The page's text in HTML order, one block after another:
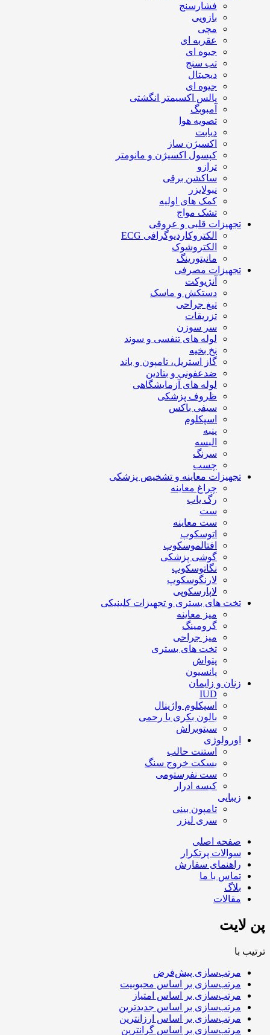
فشارسنج
بازویی
مچی
عقربه ای
جیوه ای
تب سنج
دیجیتال
جیوه ای
پالس اکسیمتر انگشتی
آمبوبگ
تصویه هوا
دیابت
اکسیژن ساز
کپسول اکسیژن و مانومتر
ترازو
ساکشن برقی
نبولایزر
کمک های اولیه
تشک مواج
تجهیزات قلبی و عروقی
الکتروکاردیوگرافی ECG
الکتروشوک
مانیتورینگ
تجهیزات مصرفی
آنژیوکت
دستکش و ماسک
تیغ جراحی
تزریقات
سر سوزن
لوله های تنفسی و سوند
نخ بخیه
گاز استریل، تامپون و باند
ضدعفونی و بتادین
لوله های آزمایشگاهی
ظروف پزشکی
سیفی باکس
اسپکلوم
پنبه
البسه
سرنگ
چسب
تجهیزات معاینه و تشخیص پزشکی
چراغ معاینه
رگ یاب
ست
ست معاینه
اتوسکوپ
افتالموسکوپ
گوشی پزشکی
نگاتوسکوپ
لارنگوسکوپ
لاپارسکوپی
تخت های بستری و تجهیزات کلینیکی
میز معاینه
گرومینگ
میز جراحی
تخت های بستری
پتواش
پانسیون
زنان و زایمان
IUD
اسپکلوم واژینال
بالون بکری یا رحمی
سیتوبراش
اورولوژی
استنت حالب
بسکت خروج سنگ
ست نفرستومی
کیسه ادرار
زیبایی
تامپون بینی
سری لیزر
صفحه اصلی
سوالات پرتکرار
راهنمای سفارش
تماس با ما
بلاگ
مقالات
پن لایت
ترتیب با
مرتب‌سازی پیش‌فرض
مرتب‌سازی بر اساس محبوبیت
مرتب‌سازی بر اساس امتیاز
مرتب‌سازی بر اساس جدیدترین
مرتب‌سازی بر اساس ارزانترین
مرتب‌سازی بر اساس گرانترین